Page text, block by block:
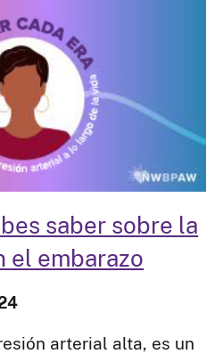
saber sobre la
el embarazo
arterial alta, es un